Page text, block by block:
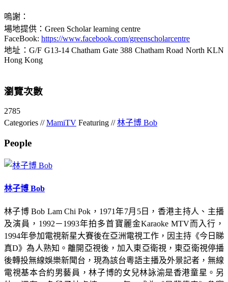
嗚謝：
場地提供：Green Scholar learning centre
FaceBook: https://www.facebook.com/greenscholarcentre
地址：G/F G13-14 Chatham Gate 388 Chatham Road North KLN
Hong Kong
瀏覽次數
2785
Categories //MamiTV Featuring //林子博 Bob
People
林子博 Bob
林子博 Bob Lam Chi Pok，1971年7月5日，香港主持人、主播
及演員，1992－1993年拍多首寶麗金Karaoke MTV而入行，
1994年參加電視新星大賽後在亞洲電視工作，因主持《今日睇
真D》為人熟知。離開亞視後，加入東亞衛視，東亞衛視停播
後轉投無線娛樂新聞台，現為該台粵語主播及外景記者，無線
電視基本合約男藝員，林子博的女兒林詠渝是香港童星。另